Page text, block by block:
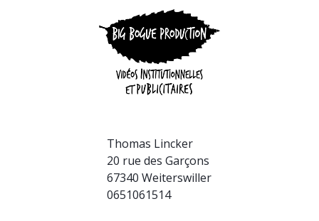
Thomas Lincker
20 rue des Garçons
67340 Weiterswiller
0651061514